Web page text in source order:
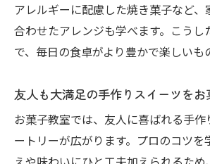
アレルギーに配慮した焼き菓子など
合わせたアレンジも学べます。こうし
で、毎日の食卓がより豊かで楽しいも
友人も大満足の手作りスイーツを
お菓子教室では、友人に喜ばれる手
ートリーが広がります。プロのコツを